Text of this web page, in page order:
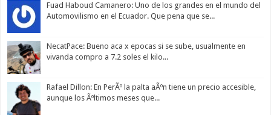
Fuad Haboud Camanero: Uno de los grandes en el mundo del
Automovilismo en el Ecuador. Que pena que se...
NecatPace: Bueno aca x epocas si se sube, usualmente en
vivanda compro a 7.2 soles el kilo...
Rafael Dillon: En PerÃº la palta aÃºn tiene un precio accesible,
aunque los Ãºltimos meses que...